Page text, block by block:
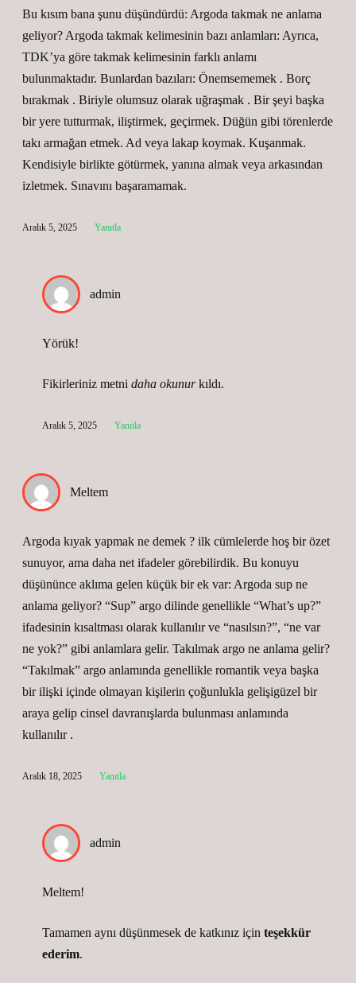
Bu kısım bana şunu düşündürdü: Argoda takmak ne anlama
geliyor? Argoda takmak kelimesinin bazı anlamları: Ayrıca,
TDK’ya göre takmak kelimesinin farklı anlamı
bulunmaktadır. Bunlardan bazıları: Önemsememek . Borç
bırakmak . Biriyle olumsuz olarak uğraşmak . Bir şeyi başka
bir yere tutturmak, iliştirmek, geçirmek. Düğün gibi törenlerde
takı armağan etmek. Ad veya lakap koymak. Kuşanmak.
Kendisiyle birlikte götürmek, yanına almak veya arkasından
izletmek. Sınavını başaramamak.
Aralık 5, 2025 Yanıtla
admin
Yörük!
Fikirleriniz metni daha okunurkıldı.
Aralık 5, 2025 Yanıtla
Meltem
Argoda kıyak yapmak ne demek ? ilk cümlelerde hoş bir özet
sunuyor, ama daha net ifadeler görebilirdik. Bu konuyu
düşününce aklıma gelen küçük bir ek var: Argoda sup ne
anlama geliyor? “Sup” argo dilinde genellikle “What’s up?”
ifadesinin kısaltması olarak kullanılır ve “nasılsın?”, “ne var
ne yok?” gibi anlamlara gelir. Takılmak argo ne anlama gelir?
“Takılmak” argo anlamında genellikle romantik veya başka
bir ilişki içinde olmayan kişilerin çoğunlukla gelişigüzel bir
araya gelip cinsel davranışlarda bulunması anlamında
kullanılır .
Aralık 18, 2025 Yanıtla
admin
Meltem!
Tamamen aynı düşünmesek de katkınız için teşekkür
ederim.